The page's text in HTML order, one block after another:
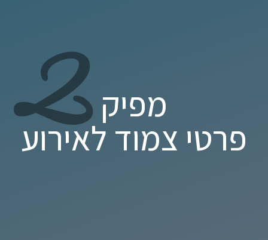
2 מפיק
פרטי צמוד לאירוע